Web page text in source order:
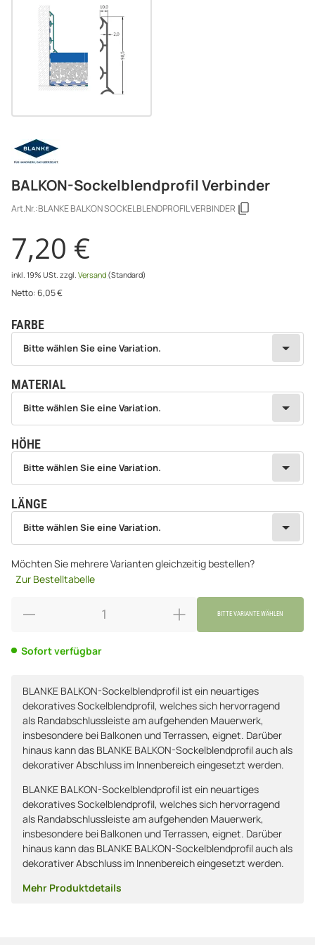
BALKON-Sockelblendprofil Verbinder
Art.Nr.:BLANKE BALKON SOCKELBLENDPROFIL VERBINDER
7,20 €
inkl. 19% USt. zzgl. Versand (Standard)
Netto:6,05€
FARBE
wählen
Bitte wählen Sie eine Variation.
MATERIAL
wählen
Bitte wählen Sie eine Variation.
HÖHE
wählen
Bitte wählen Sie eine Variation.
LÄNGE
wählen
Bitte wählen Sie eine Variation.
Möchten Sie mehrere Varianten gleichzeitig bestellen?
Zur Bestelltabelle
BITTE VARIANTE WÄHLEN
Sofort verfügbar
BLANKE BALKON-Sockelblendprofil ist ein neuartiges
dekoratives Sockelblendprofil, welches sich hervorragend
als Randabschlussleiste am aufgehenden Mauerwerk,
insbesondere bei Balkonen und Terrassen, eignet. Darüber
hinaus kann das BLANKE BALKON-Sockelblendprofil auch als
dekorativer Abschluss im Innenbereich eingesetzt werden.
BLANKE BALKON-Sockelblendprofil ist ein neuartiges
dekoratives Sockelblendprofil, welches sich hervorragend
als Randabschlussleiste am aufgehenden Mauerwerk,
insbesondere bei Balkonen und Terrassen, eignet. Darüber
hinaus kann das BLANKE BALKON-Sockelblendprofil auch als
dekorativer Abschluss im Innenbereich eingesetzt werden.
Mehr Produktdetails